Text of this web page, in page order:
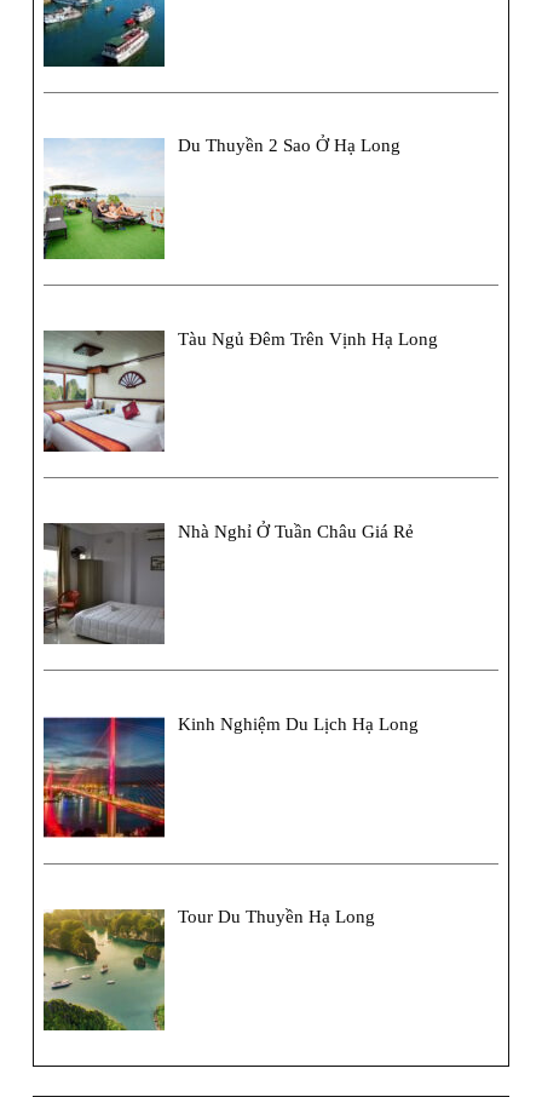
Du Thuyền 2 Sao Ở Hạ Long
Tàu Ngủ Đêm Trên Vịnh Hạ Long
Nhà Nghỉ Ở Tuần Châu Giá Rẻ
Kinh Nghiệm Du Lịch Hạ Long
Tour Du Thuyền Hạ Long